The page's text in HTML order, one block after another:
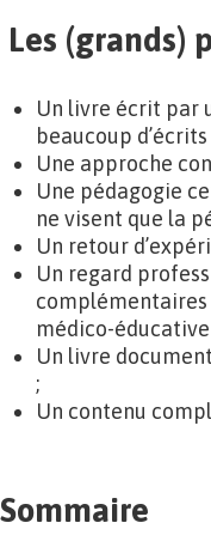
Les (grands)
Un livre écrit par
beaucoup
Une approche
Une pédagogie
ne visent que la
Un retour
Un regard
médico-éducative
Un livre
;
Un contenu
Sommaire